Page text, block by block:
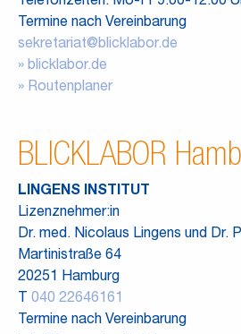
Termine nach Vereinbarung
sekretariat@blicklabor.de
blicklabor.de
Routenplaner
BLICKLABOR
LINGENS INSTITUT
Lizenznehmer:in
Dr. med. Nicolaus Lingens und Dr.
Martinistraße 64
20251 Hamburg
T 040 22646161
Termine nach Vereinbarung